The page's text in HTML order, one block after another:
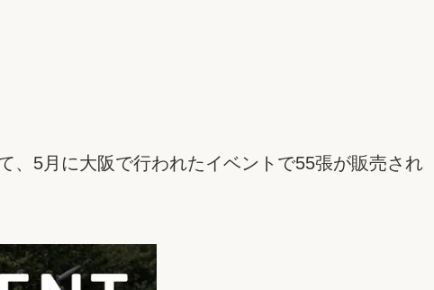
、5月に大阪で行われたイベントで55張が販売され